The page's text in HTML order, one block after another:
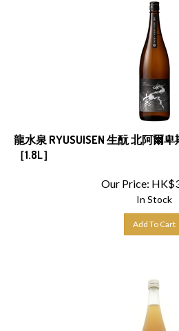
龍水泉 RYUSUISEN 生酛 北阿爾
［1.8L］
Our Price: HK$
In Stock